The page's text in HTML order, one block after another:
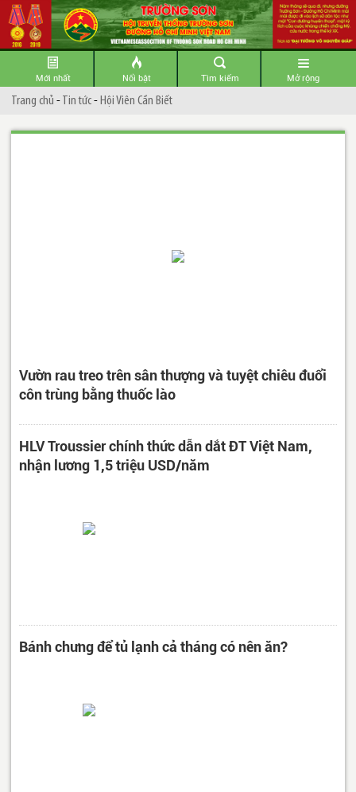
Mới nhất Nổi bật Tìm kiếm Mở rộng
Trang chủ -Tin tức- Hội Viên Cần Biết
Vườn rau treo trên sân thượng và tuyệt chiêu đuổi
côn trùng bằng thuốc lào
HLV Troussier chính thức dẫn dắt ĐT Việt Nam,
nhận lương 1,5 triệu USD/năm
Bánh chưng để tủ lạnh cả tháng có nên ăn?